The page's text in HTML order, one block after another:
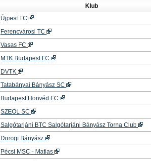
Klub
Újpest FC
Ferencvárosi TC
Vasas FC
MTK Budapest FC
DVTK
Tatabányai Bányász SC
Budapest Honvéd FC
SZEOL SC
Salgótarjáni BTC Salgótarjáni Bányász Torna Club
Dorogi Bányász
Pécsi MSC - Matias